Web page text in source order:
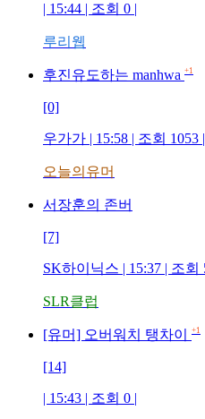
| 15:44 | 조회 0 |
루리웹
후진유도하는 manhwa +1
[0]
우가가 | 15:58 | 조회 1053 |
오늘의유머
서장훈의 존버
[7]
SK하이닉스 | 15:37 | 조회
SLR클럽
[유머] 오버워치 탱차이 +1
[14]
| 15:43 | 조회 0 |